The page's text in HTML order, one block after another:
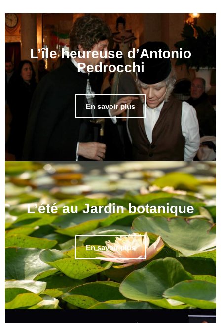
L’île heureuse d’Antonio
Pedrocchi
En savoir plus
L’été au Jardin botanique
En savoir plus